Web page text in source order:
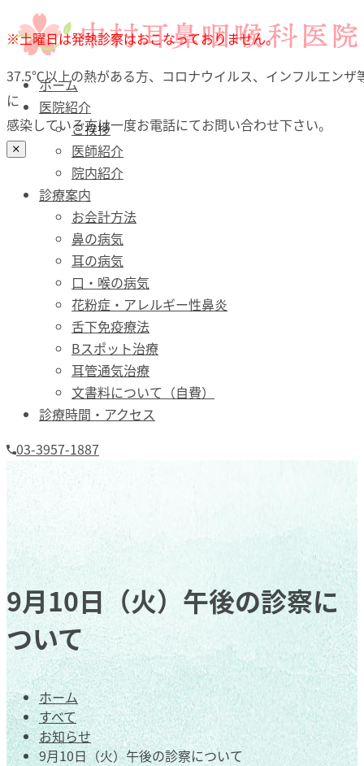
※土曜日は発熱診察はおこなっておりません。
37.5℃以上の熱がある方、コロナウイルス、インフルエンザ
に
感染している方は一度お電話にてお問い合わせ下さい。
ホーム
医院紹介
診療案内
お会計方法
鼻の病気
耳の病気
口・喉（のど）の病気
花粉症・アレルギー性鼻炎
舌下免疫療法
Bスポット治療
予防接種
文書料について（自費）
診療時間・アクセス
ホーム
医院紹介
ご挨拶
医師紹介
院内紹介
診療案内
お会計方法
鼻の病気
耳の病気
口・喉の病気
花粉症・アレルギー性鼻炎
舌下免疫療法
Bスポット治療
耳管通気治療
文書料について（自費）
診療時間・アクセス
03-3957-1887
9月10日（火）午後の診察に
ついて
ホーム
すべて
お知らせ
9月10日（火）午後の診察について